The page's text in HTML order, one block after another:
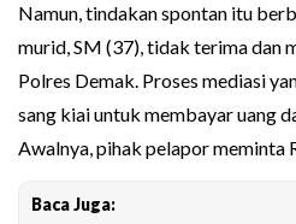
Namun, tindakan spontan itu
murid, SM (37), tidak terima dan
Polres Demak. Proses mediasi
sang kiai untuk membayar uang
Awalnya, pihak pelapor meminta
Baca Juga: